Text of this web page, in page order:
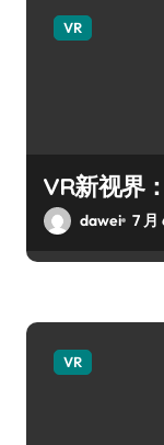
VR
VR新视界
dawei 7 月
VR